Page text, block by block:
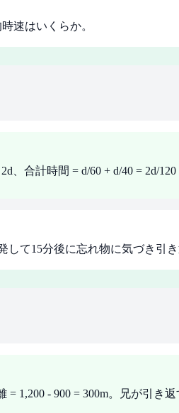
速はいくらか。
計時間 = d/60 + d/40 = 2d/120
て15分後に忘れ物に気づき引
= 1,200 - 900 = 300m。兄が引